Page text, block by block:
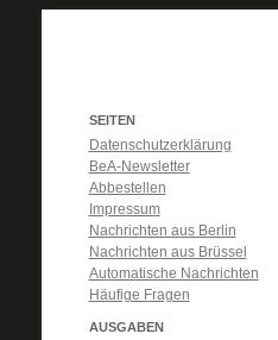
SEITEN
Datenschutzerklärung
BeA-Newsletter
Abbestellen
Impressum
Nachrichten aus Berlin
Nachrichten aus Brüssel
Automatische Nachrichten
Häufige Fragen
AUSGABEN